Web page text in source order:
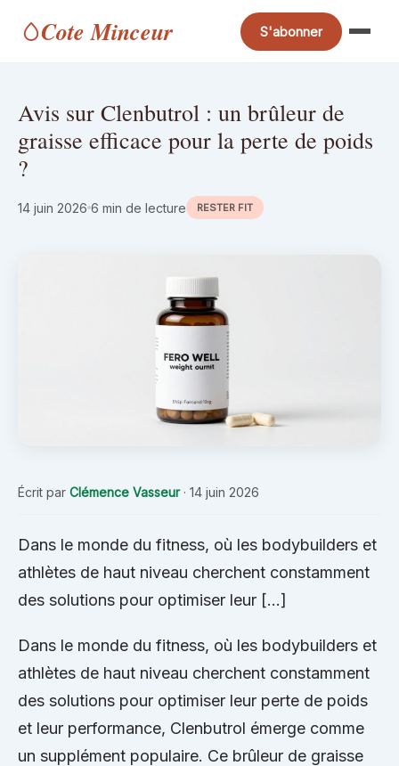
Cote Minceur S'abonner
Avis sur Clenbutrol : un brûleur de
graisse efficace pour la perte de poids
?
14 juin 2026 6 min de lecture RESTER FIT
Écrit par Clémence Vasseur· 14 juin 2026
Dans le monde du fitness, où les bodybuilders et
athlètes de haut niveau cherchent constamment
des solutions pour optimiser leur […]
Dans le monde du fitness, où les bodybuilders et
athlètes de haut niveau cherchent constamment
des solutions pour optimiser leur perte de poids
et leur performance, Clenbutrol émerge comme
un supplément populaire. Ce brûleur de graisse